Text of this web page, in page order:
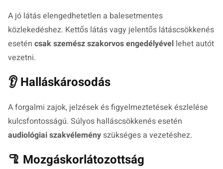
A jó látás elengedhetetlen a balesetmentes
közlekedéshez. Kettős látás vagy jelentős látáscsökkenés
esetén csak szemész szakorvos engedélyével lehet autót
vezetni.
👂 Halláskárosodás
A forgalmi zajok, jelzések és figyelmeztetések észlelése
kulcsfontosságú. Súlyos halláscsökkenés esetén
audiológiai szakvélemény szükséges a vezetéshez.
🦿 Mozgáskorlátozottság